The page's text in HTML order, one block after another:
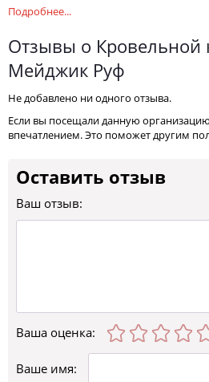
Подробнее...
Отзывы о Кровельной
Мейджик Руф
Не добавлено ни одного отзыва.
Если вы посещали данную
впечатлением. Это поможет другим
Оставить отзыв
Ваш отзыв:
Ваша оценка:
Ваше имя: